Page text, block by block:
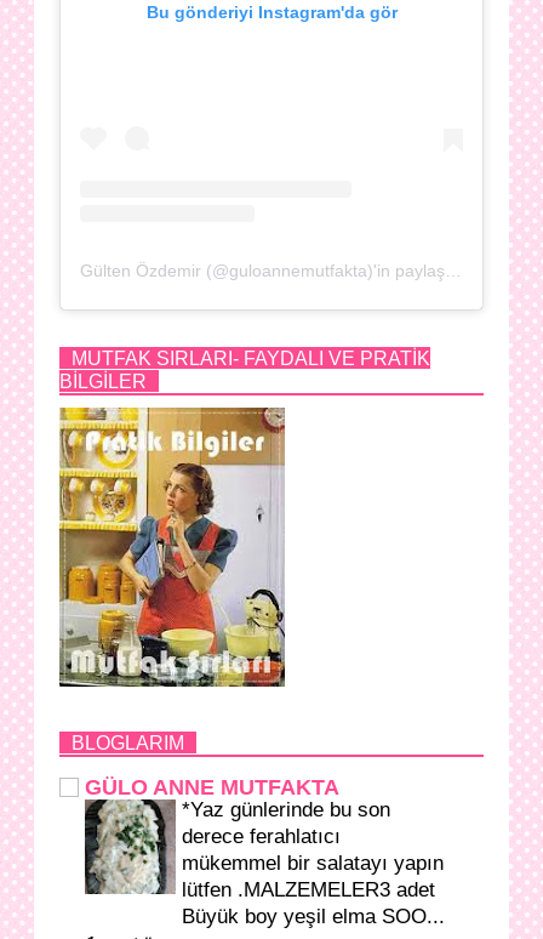
Bu gönderiyi Instagram'da gör
MUTFAK SIRLARI- FAYDALI VE PRATİK
BİLGİLER
BLOGLARIM
GÜLO ANNE MUTFAKTA
*Yaz günlerinde bu son
derece ferahlatıcı
mükemmel bir salatayı yapın
lütfen .MALZEMELER3 adet
Büyük boy yeşil elma SOO...